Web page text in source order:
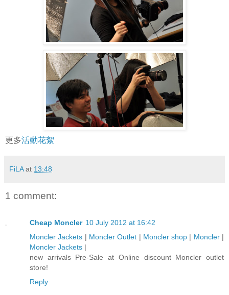
更多活動花絮
FiLA at 13:48
1 comment:
Cheap Moncler 10 July 2012 at 16:42
Moncler Jackets | Moncler Outlet | Moncler shop | Moncler|
Moncler Jackets |
new arrivals Pre-Sale at Online discount Moncler outlet
store!
Reply